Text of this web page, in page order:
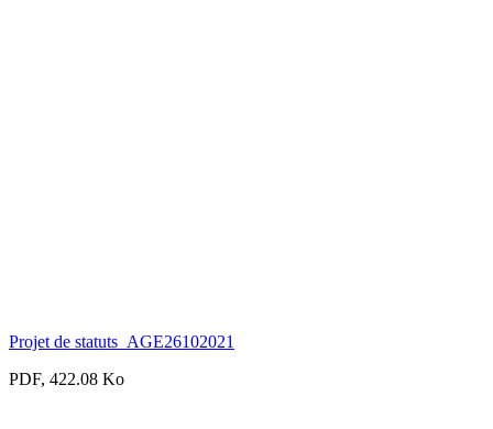
Projet de statuts_AGE26102021
PDF, 422.08 Ko